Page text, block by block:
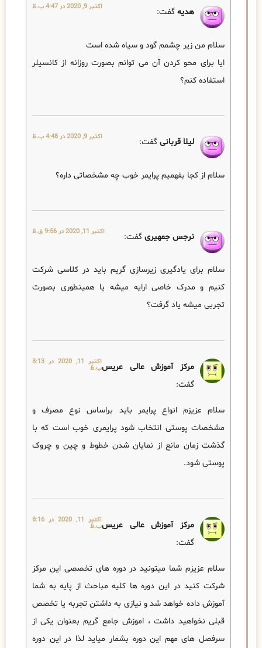
هدیه گفت: اکتبر 9, 2020 در 4:47 ب.ظ
سلام من زیر چشمم گود و سیاه شده است
ایا برای محو کردن آن می توانم بصورت روزانه از کانسیلر
استفاده کنم؟
لیلا قربانی گفت: اکتبر 9, 2020 در 4:48 ب.ظ
سلام از کجا بفهمیم پرایمر خوب چه مشخصاتی داره؟
نرجس جمهیری گفت: اکتبر 11, 2020 در 9:56 ق.ظ
سلام برای یادگیری زیرسازی گریم باید در کلاسی شرکت
کنیم و مدرک خاصی ارایه میشه یا همینطوری بصورت
تجربی میشه یاد گرفت؟
مرکز آموزش عالی عریس
گفت:
اکتبر 11, 2020 در 8:13
ب.ظ
سلام عزیزم انواع پرایمر باید براساس نوع مصرف و
مشخصات پوستی انتخاب شود پرایمری خوب است که با
گذشت زمان مانع از نمایان شدن خطوط و چین و چروک
پوستی شود.
مرکز آموزش عالی عریس
گفت:
اکتبر 11, 2020 در 8:16
ب.ظ
سلام عزیزم شما میتونید در دوره های تخصصی این مرکز
شرکت کنید در این دوره ها کلیه مباحث از پایه به شما
آموزش داده خواهد شد و نیازی به داشتن تجربه یا تخصص
قبلی نخواهید داشت ، اموزش جامع گریم بعنوان یکی از
سرفصل های مهم این دوره بشمار میاید لذا در این دوره